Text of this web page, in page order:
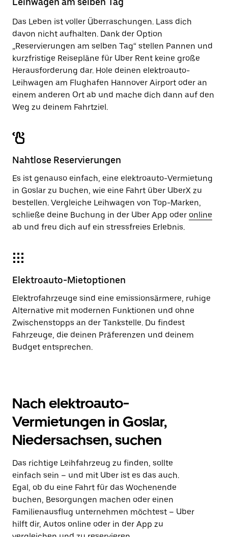
zu
Das Leben ist voller Überraschungen. Lass dich
davon nicht aufhalten. Dank der Option
„Reservierungen am selben Tag“ stellen Pannen und
kurzfristige Reisepläne für Uber Rent keine große
Herausforderung dar. Hole deinen elektroauto-
Leihwagen am Flughafen Hannover Airport oder an
einem anderen Ort ab und mache dich dann auf den
Weg zu deinem Fahrtziel.
Nahtlose Reservierungen
Es ist genauso einfach, eine elektroauto-Vermietung
in Goslar zu buchen, wie eine Fahrt über UberX zu
bestellen. Vergleiche Leihwagen von Top-Marken,
schließe deine Buchung in der Uber App oder online
ab und freu dich auf ein stressfreies Erlebnis.
Elektroauto-Mietoptionen
Elektrofahrzeuge sind eine emissionsärmere, ruhige
Alternative mit modernen Funktionen und ohne
Zwischenstopps an der Tankstelle. Du findest
Fahrzeuge, die deinen Präferenzen und deinem
Budget entsprechen.
Nach elektroauto-
Vermietungen in Goslar,
Niedersachsen, suchen
Das richtige Leihfahrzeug zu finden, sollte
einfach sein – und mit Uber ist es das auch.
Egal, ob du eine Fahrt für das Wochenende
buchen, Besorgungen machen oder einen
Familienausflug unternehmen möchtest – Uber
hilft dir, Autos online oder in der App zu